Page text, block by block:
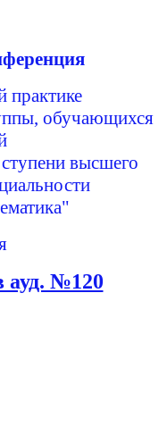
практике
обучающихся
высшего
ауд. №120